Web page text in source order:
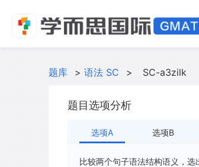
题库 > 语法 SC > SC-a3zilk
题目选项分析
选项A 选项B
比较两个句子语法结构语义，选